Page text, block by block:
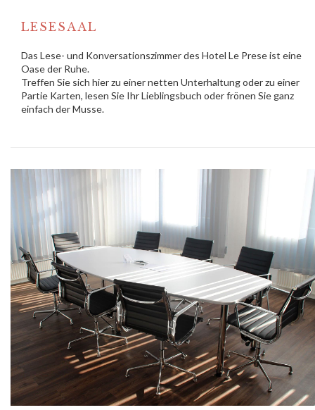
LESESAAL
Das Lese- und Konversationszimmer des Hotel Le Prese ist eine
Oase der Ruhe.
Treffen Sie sich hier zu einer netten Unterhaltung oder zu einer
Partie Karten, lesen Sie Ihr Lieblingsbuch oder frönen Sie ganz
einfach der Musse.